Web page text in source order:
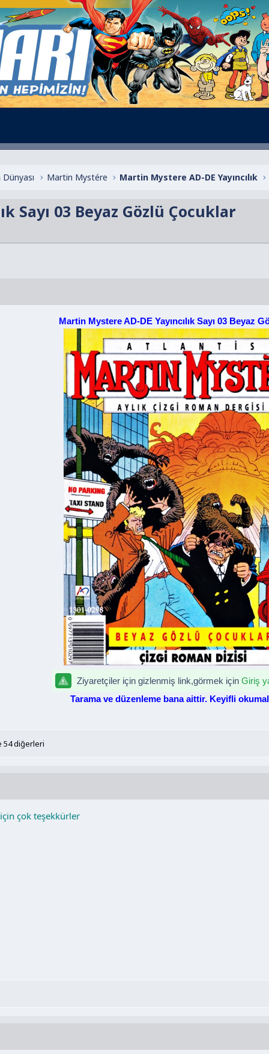
Martin Mystére Martin Mystere AD-DE Yayıncılık
Sayı 03 Beyaz Gözlü Çocuklar
Martin Mystere AD-DE Yayıncılık Sayı 03 Beyaz
Ziyaretçiler için gizlenmiş link,görmek için Giriş
Tarama ve düzenleme bana aittir. Keyifli
54 diğerleri
çok teşekkürler